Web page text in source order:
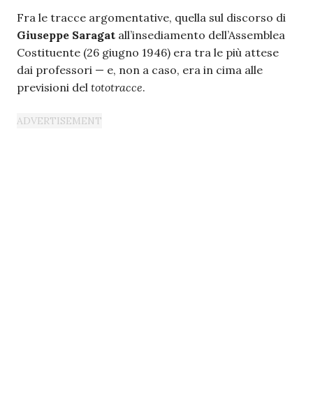
Fra le tracce argomentative, quella sul discorso di
Giuseppe Saragat all’insediamento dell’Assemblea
Costituente (26 giugno 1946) era tra le più attese
dai professori — e, non a caso, era in cima alle
previsioni del tototracce.